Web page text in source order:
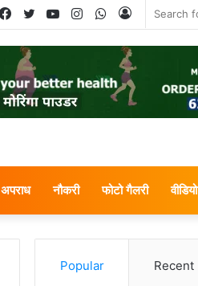
Log
WhatsApp
Instagram
YouTube
Twitter
Facebook
अपराध नौकरी फोटो गैलरी वीडियो
Popular Recent